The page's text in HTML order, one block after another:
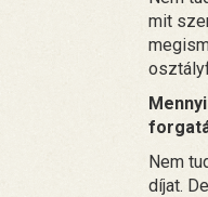
mit
Nem
díjat.